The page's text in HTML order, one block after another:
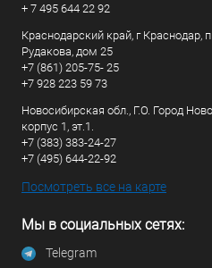
+ 7 495 644 22 92
Краснодарский край, г Краснодар,
Рудакова, дом 25
+7 (861) 205-75- 25
+7 928 223 59 73
Новосибирская обл., Г.О. Город
корпус 1, эт.1.
+7 (383) 383-24-27
+7 (495) 644-22-92
Посмотреть все на карте
Мы в социальных сетях:
Telegram